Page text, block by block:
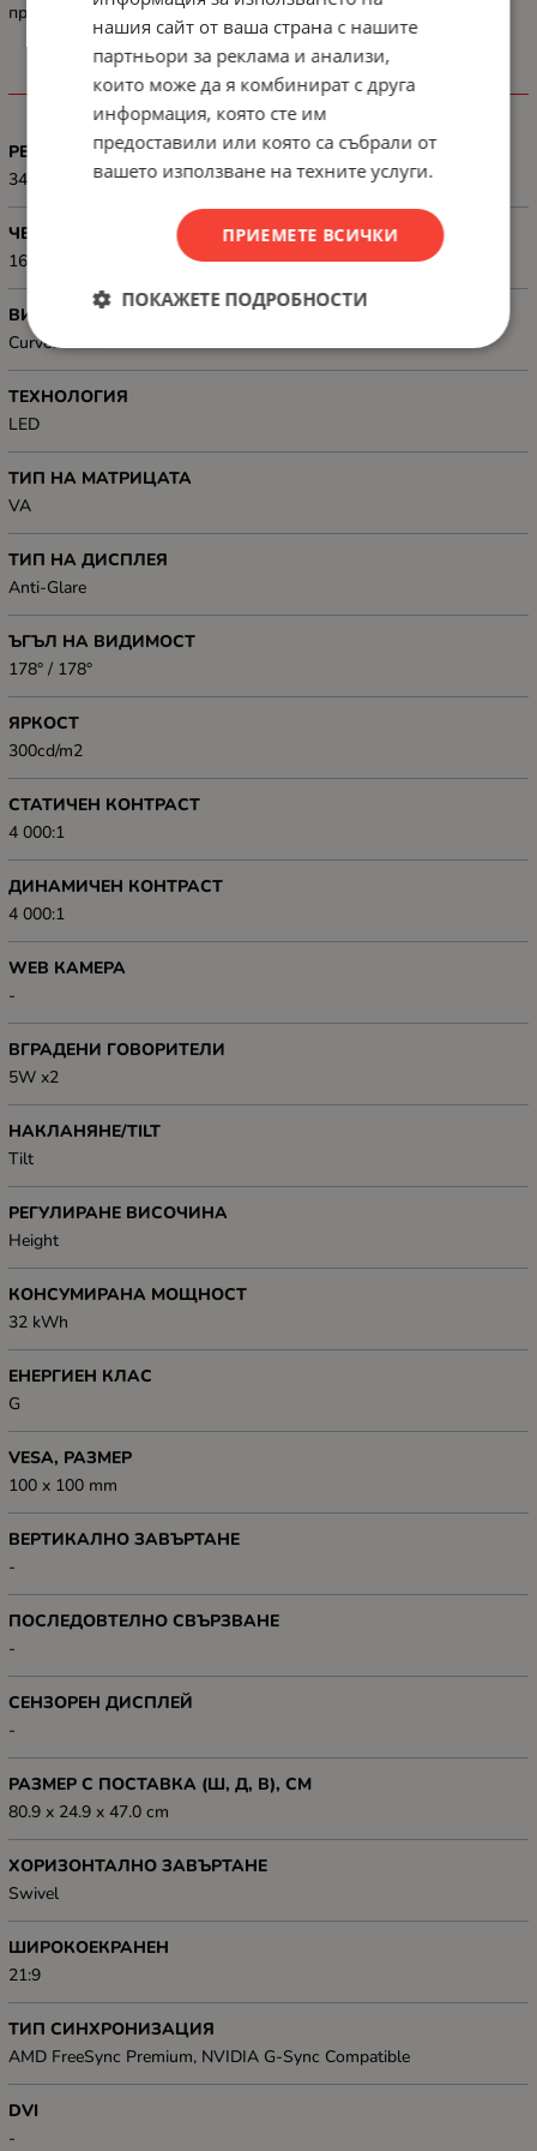
правейки вашата работна среда чиста и ефективна.
ХАРАКТЕРИСТИКИ
РЕЗОЛЮЦИЯ
3440x1440
ЧЕСТОТА НА ОПРЕСНЯВАНЕ
160Hz
ВИД НА ЕКРАНА
Curved 1800R
ТЕХНОЛОГИЯ
LED
ТИП НА МАТРИЦАТА
VA
ТИП НА ДИСПЛЕЯ
Anti-Glare
ЪГЪЛ НА ВИДИМОСТ
178° / 178°
ЯРКОСТ
300cd/m2
СТАТИЧЕН КОНТРАСТ
4 000:1
ДИНАМИЧЕН КОНТРАСТ
4 000:1
WEB КАМЕРА
-
ВГРАДЕНИ ГОВОРИТЕЛИ
5W x2
НАКЛАНЯНЕ/TILT
Tilt
РЕГУЛИРАНЕ ВИСОЧИНА
Height
КОНСУМИРАНА МОЩНОСТ
32 kWh
ЕНЕРГИЕН КЛАС
G
VESA, РАЗМЕР
100 x 100 mm
ВЕРТИКАЛНО ЗАВЪРТАНЕ
-
ПОСЛЕДОВТЕЛНО СВЪРЗВАНЕ
-
СЕНЗОРЕН ДИСПЛЕЙ
-
РАЗМЕР С ПОСТАВКА (Ш, Д, В), СМ
80.9 x 24.9 x 47.0 cm
ХОРИЗОНТАЛНО ЗАВЪРТАНЕ
Swivel
ШИРОКОЕКРАНЕН
21:9
ТИП СИНХРОНИЗАЦИЯ
AMD FreeSync Premium, NVIDIA G-Sync Compatible
DVI
-
нашия сайт от ваша страна с нашите
партньори за реклама и анализи,
които може да я комбинират с друга
информация, която сте им
предоставили или която са събрали от
вашето използване на техните услуги.
ПРИЕМЕТЕ ВСИЧКИ
ПОКАЖЕТЕ ПОДРОБНОСТИ